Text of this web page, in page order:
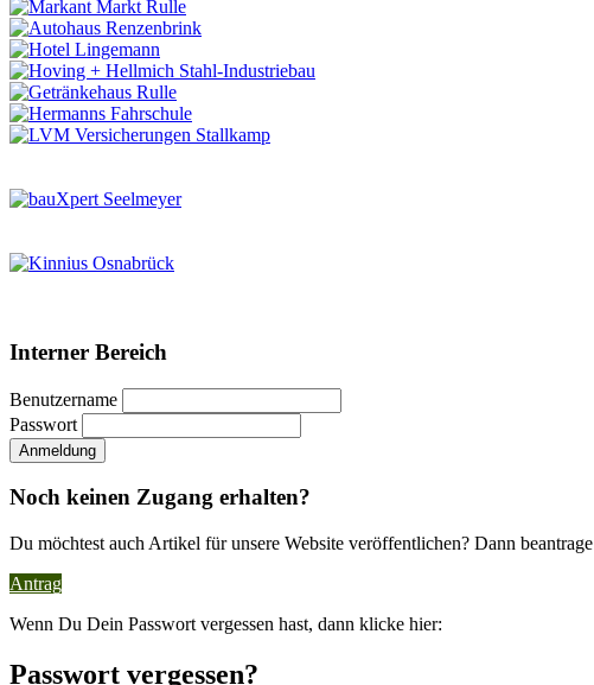
Interner Bereich
Benutzername
Passwort
Noch keinen Zugang erhalten?
Du möchtest auch Artikel für unsere Website veröffentlichen? Dann
Antrag
Wenn Du Dein Passwort vergessen hast, dann klicke hier:
Passwort vergessen?